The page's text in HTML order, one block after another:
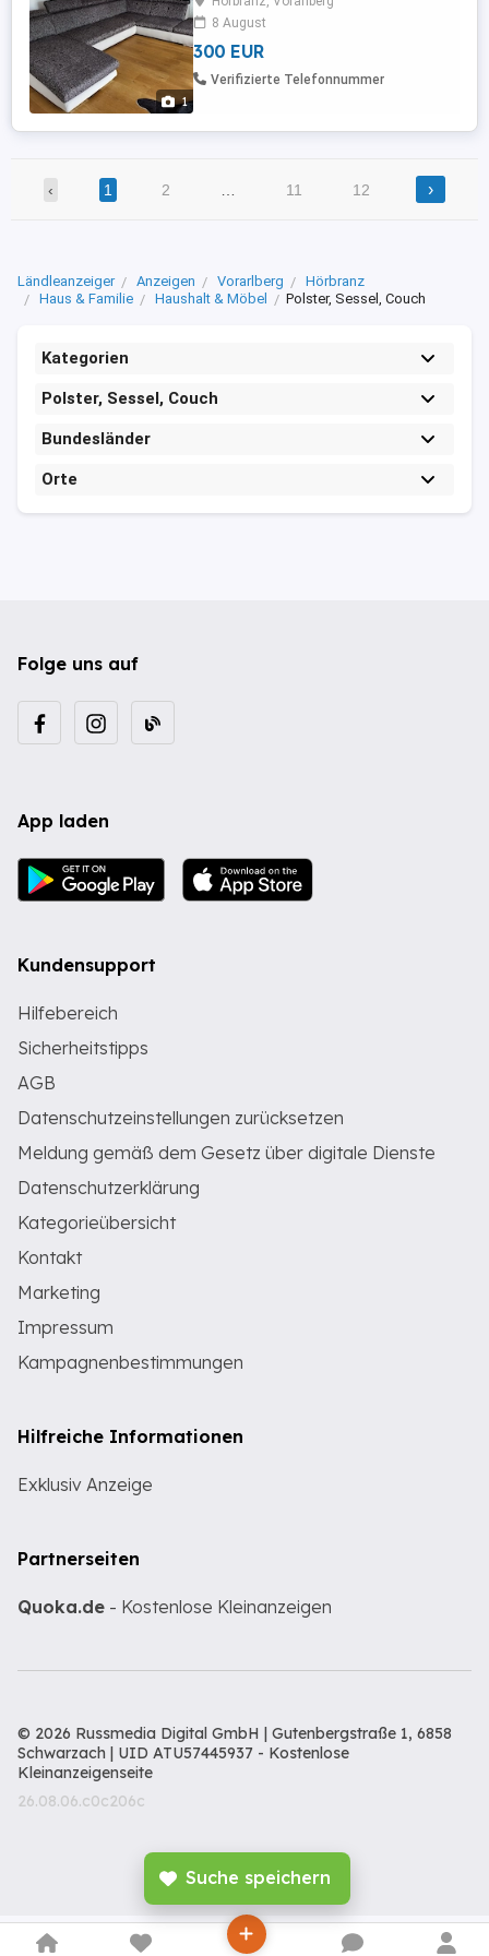
Suche speichern
1
8 August
300 EUR
Verifizierte Telefonnummer
‹ 1 2 11 12 ›
Ländleanzeiger Anzeigen Vorarlberg
Hörbranz
Haus & Familie
Haushalt & Möbel Polster, Sessel, Couch
Kategorien
Polster, Sessel, Couch
Bundesländer
Orte
Folge uns auf
App laden
Kundensupport
Hilfebereich
Sicherheitstipps
AGB
Datenschutzeinstellungen zurücksetzen
Meldung gemäß dem Gesetz über digitale Dienste
Datenschutzerklärung
Kategorieübersicht
Kontakt
Marketing
Impressum
Kampagnenbestimmungen
Hilfreiche Informationen
Exklusiv Anzeige
Partnerseiten
Quoka.de - Kostenlose Kleinanzeigen
© 2026 Russmedia Digital GmbH | Gutenbergstraße 1, 6858
Schwarzach | UID ATU57445937 - Kostenlose
Kleinanzeigenseite
26.08.06.c0c206c